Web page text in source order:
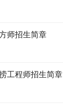
师招生简章
工程师招生简章